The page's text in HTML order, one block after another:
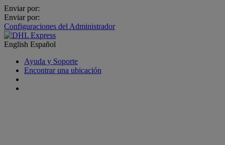
Enviar por:
Enviar por:
Configuraciones del Administrador
English Español
Ayuda y Soporte
Encontrar una ubicación